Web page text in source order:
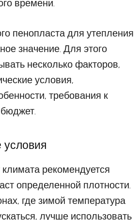
времени.
пенопласта для утепления
значение. Для этого
несколько факторов,
условия,
требования к
условия
рекомендуется
определенной плотности.
где зимой температура
лучше использовать